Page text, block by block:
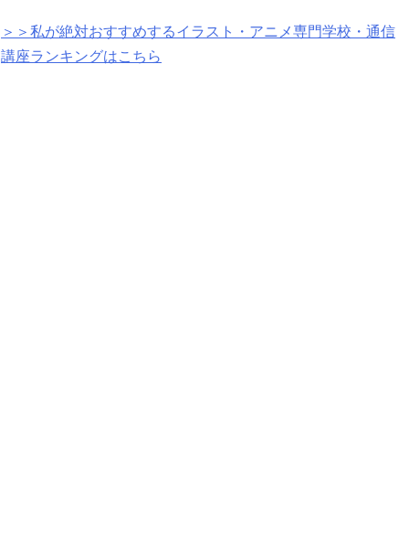
＞＞私が絶対おすすめするイラスト・アニメ専門学校・通信
講座ランキングはこちら